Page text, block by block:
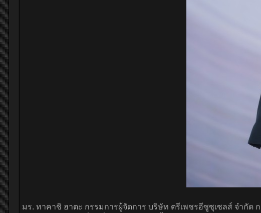
มร. ทาคาชิ ฮาตะ กรรมการผู้จัดการ บริษัท ตรีเพชรอีซูซุเซลส์ จำกัด